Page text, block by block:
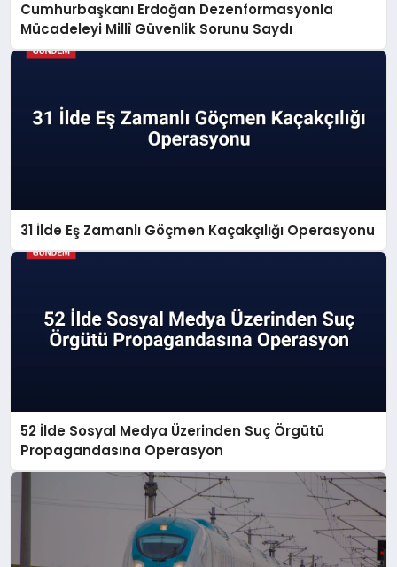
Cumhurbaşkanı Erdoğan Dezenformasyonla
Mücadeleyi Millî Güvenlik Sorunu Saydı
31 İlde Eş Zamanlı Göçmen Kaçakçılığı Operasyonu
52 İlde Sosyal Medya Üzerinden Suç Örgütü
Propagandasına Operasyon